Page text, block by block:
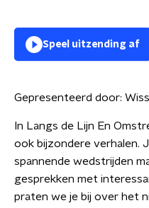
Speel uitzending af
Gepresenteerd door:
In Langs de Lijn En
ook bijzondere verhalen.
spannende wedstrijden
gesprekken met
praten we je bij over het